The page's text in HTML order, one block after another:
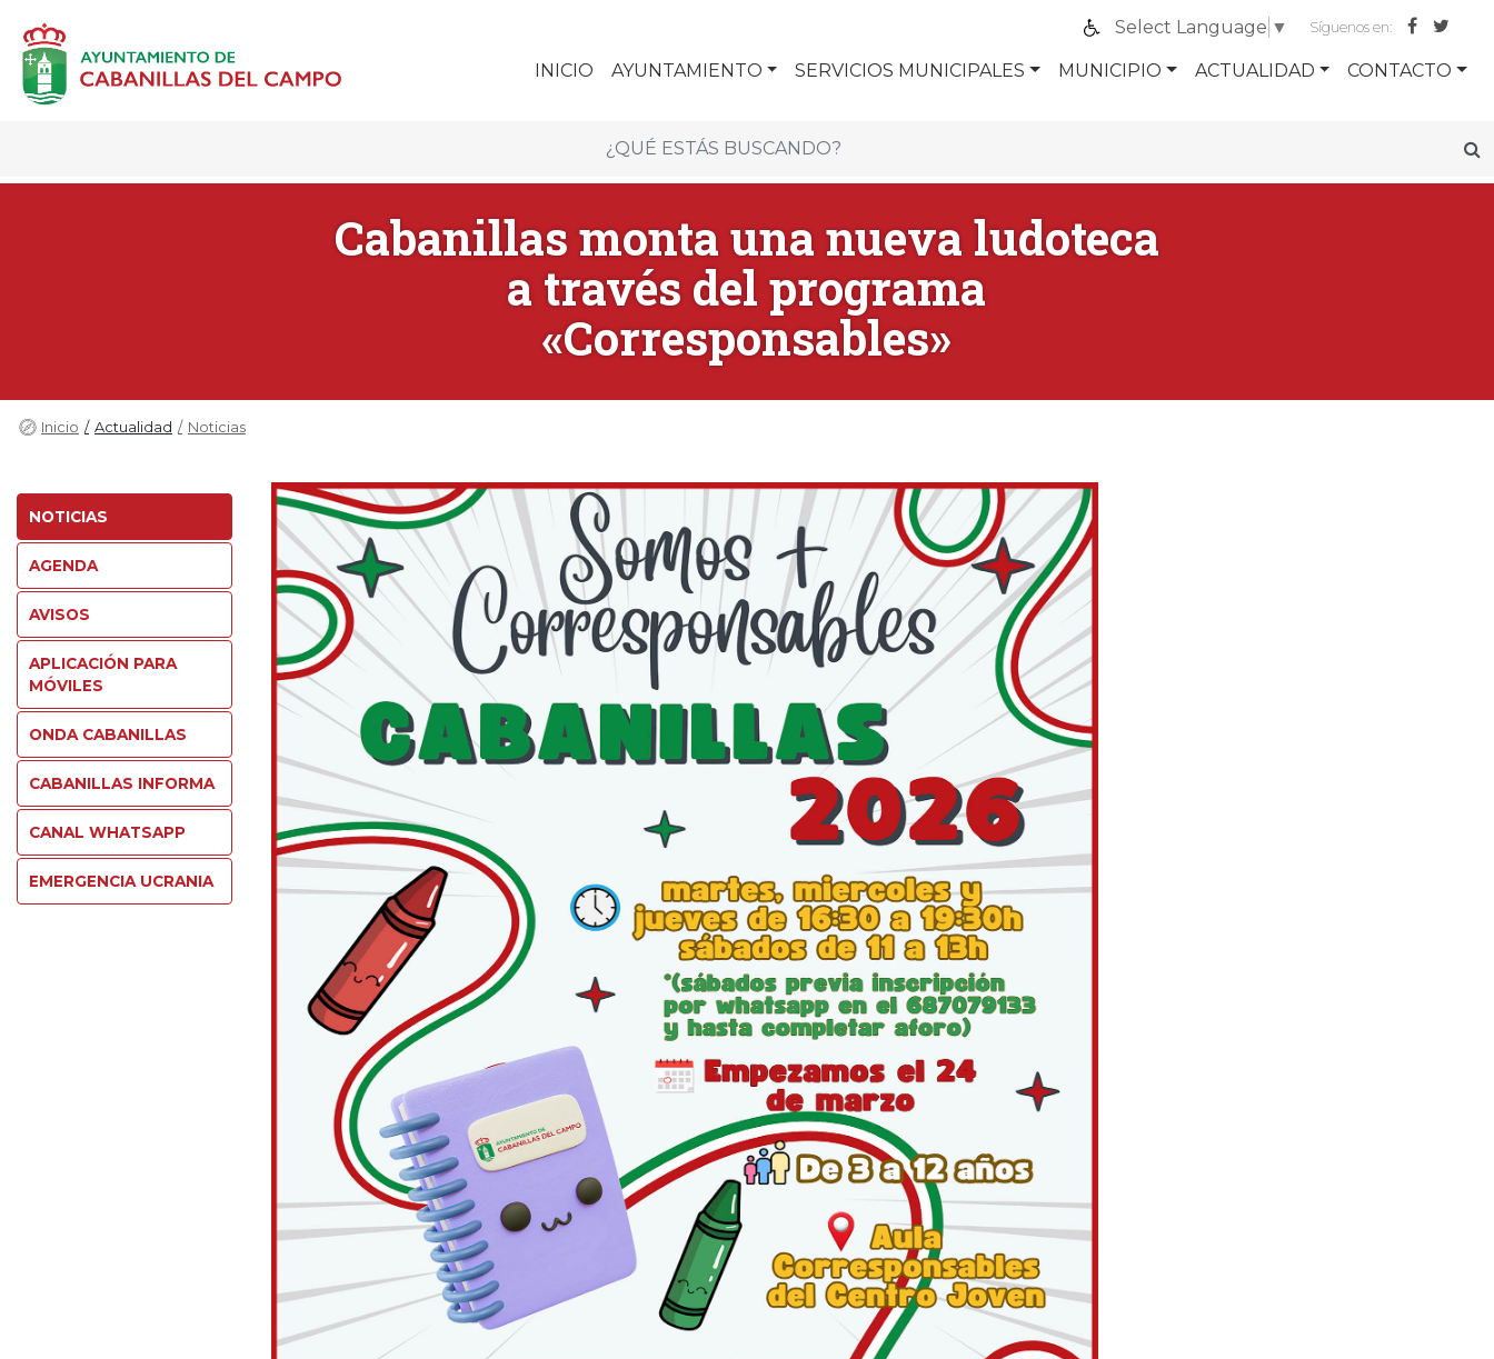
Select Language ▼ Síguenos en:
INICIO AYUNTAMIENTO SERVICIOS MUNICIPALES MUNICIPIO ACTUALIDAD CONTACTO
Cabanillas monta una nueva ludoteca
a través del programa
«Corresponsables»
Inicio Actualidad Noticias
NOTICIAS
AGENDA
AVISOS
APLICACIÓN PARA
MÓVILES
ONDA CABANILLAS
CABANILLAS INFORMA
CANAL WHATSAPP
EMERGENCIA UCRANIA